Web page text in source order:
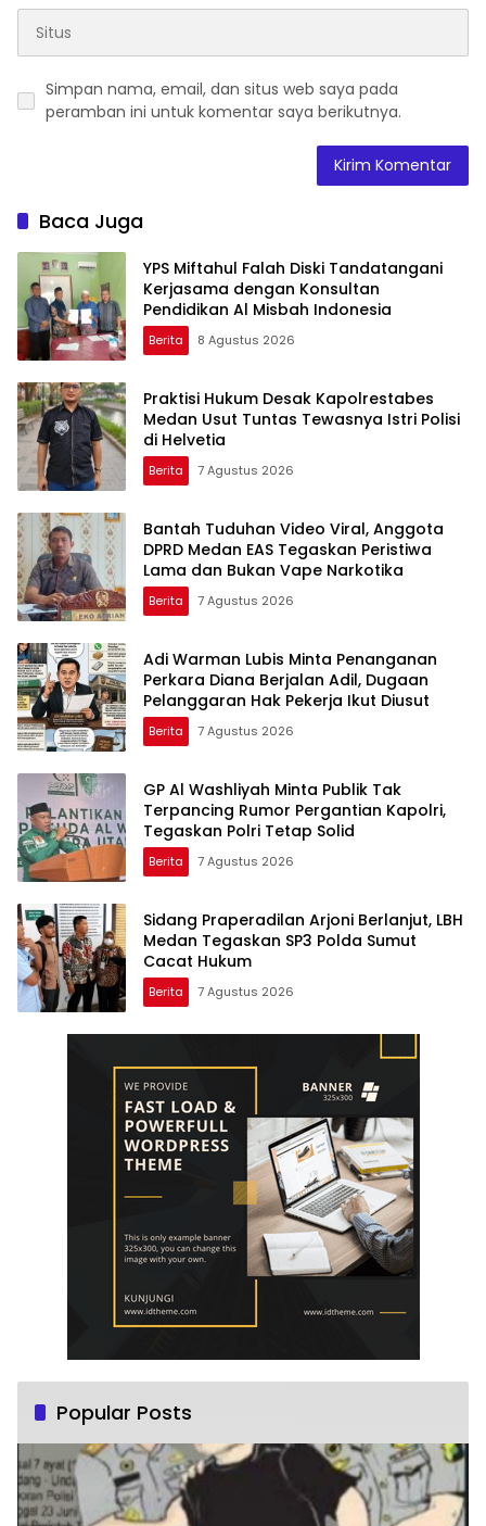
Simpan nama, email, dan situs web saya pada
peramban ini untuk komentar saya berikutnya.
Baca Juga
YPS Miftahul Falah Diski Tandatangani
Kerjasama dengan Konsultan
Pendidikan Al Misbah Indonesia
Berita 8 Agustus 2026
Praktisi Hukum Desak Kapolrestabes
Medan Usut Tuntas Tewasnya Istri Polisi
di Helvetia
Berita 7 Agustus 2026
Bantah Tuduhan Video Viral, Anggota
DPRD Medan EAS Tegaskan Peristiwa
Lama dan Bukan Vape Narkotika
Berita 7 Agustus 2026
Adi Warman Lubis Minta Penanganan
Perkara Diana Berjalan Adil, Dugaan
Pelanggaran Hak Pekerja Ikut Diusut
Berita 7 Agustus 2026
GP Al Washliyah Minta Publik Tak
Terpancing Rumor Pergantian Kapolri,
Tegaskan Polri Tetap Solid
Berita 7 Agustus 2026
Sidang Praperadilan Arjoni Berlanjut, LBH
Medan Tegaskan SP3 Polda Sumut
Cacat Hukum
Berita 7 Agustus 2026
Popular Posts